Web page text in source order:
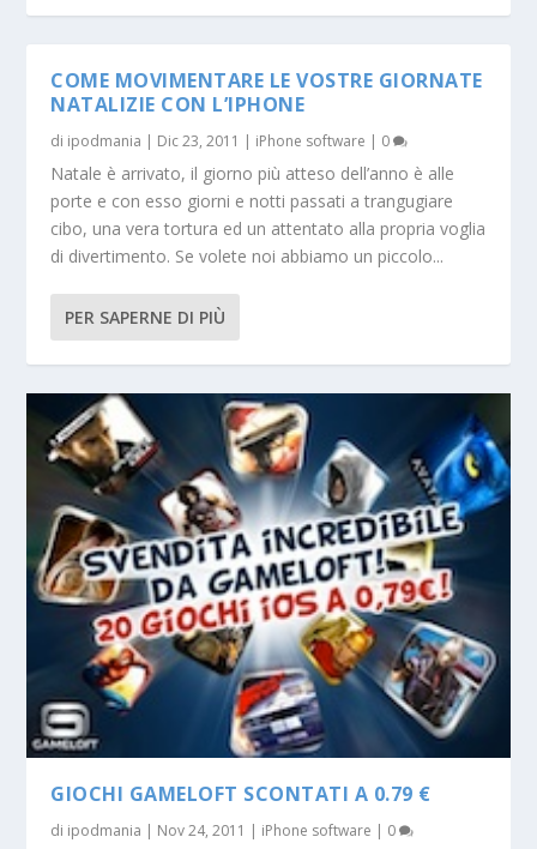
COME MOVIMENTARE LE VOSTRE GIORNATE
NATALIZIE CON L’IPHONE
di ipodmania | Dic 23, 2011 | iPhone software | 0
Natale è arrivato, il giorno più atteso dell’anno è alle
porte e con esso giorni e notti passati a trangugiare
cibo, una vera tortura ed un attentato alla propria voglia
di divertimento. Se volete noi abbiamo un piccolo...
PER SAPERNE DI PIÙ
GIOCHI GAMELOFT SCONTATI A 0.79 €
di ipodmania | Nov 24, 2011 | iPhone software | 0